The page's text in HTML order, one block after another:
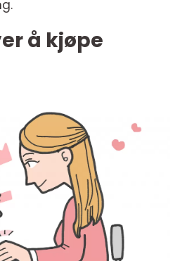
å kjøpe